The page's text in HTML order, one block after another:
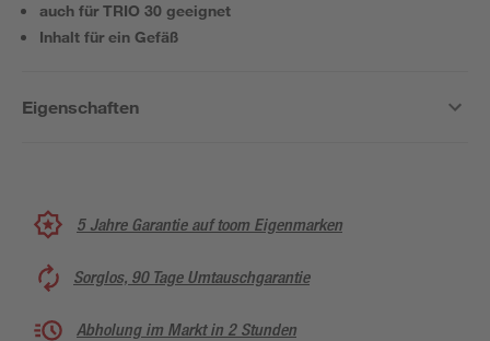
auch für TRIO 30 geeignet
Inhalt für ein Gefäß
Eigenschaften
5 Jahre Garantie auf toom Eigenmarken
Sorglos, 90 Tage Umtauschgarantie
Abholung im Markt in 2 Stunden